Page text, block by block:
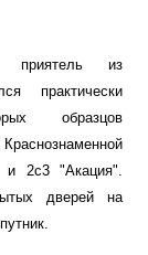
приятель из
практически
образцов
2с3 "Акация".
дверей на